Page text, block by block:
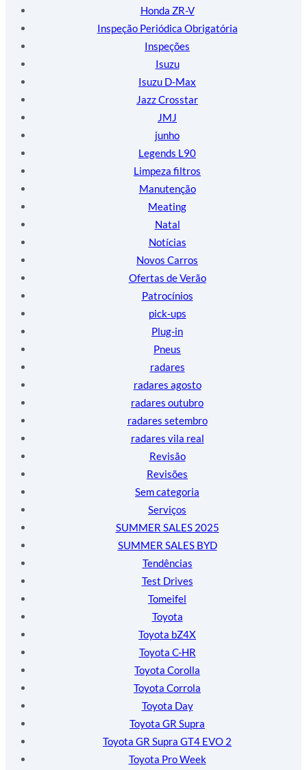
Honda ZR-V
Inspeção Periódica Obrigatória
Inspeções
Isuzu
Isuzu D-Max
Jazz Crosstar
JMJ
junho
Legends L90
Limpeza filtros
Manutenção
Meating
Natal
Notícias
Novos Carros
Ofertas de Verão
Patrocínios
pick-ups
Plug-in
Pneus
radares
radares agosto
radares outubro
radares setembro
radares vila real
Revisão
Revisões
Sem categoria
Serviços
SUMMER SALES 2025
SUMMER SALES BYD
Tendências
Test Drives
Tomeifel
Toyota
Toyota bZ4X
Toyota C-HR
Toyota Corolla
Toyota Corrola
Toyota Day
Toyota GR Supra
Toyota GR Supra GT4 EVO 2
Toyota Pro Week